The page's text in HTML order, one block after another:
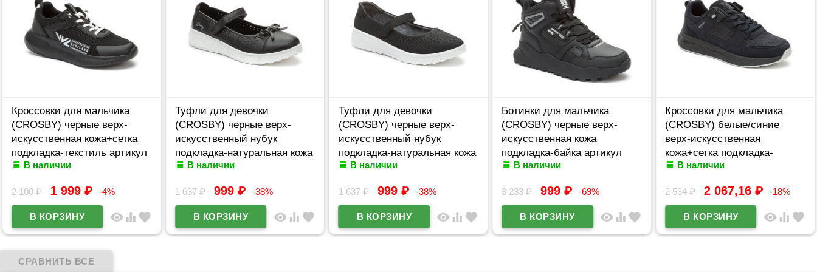
Кроссовки для мальчика
(CROSBY) черные верх-
искусственная кожа+сетка
подкладка-текстиль артикул
248052/04-02
В наличии
2 100₽ 1 999 ₽ -4%
visibility equalizer favorite
Туфли для девочки
(CROSBY) черные верх-
искусственный нубук
подкладка-натуральная кожа
размерный ряд 33-38
В наличии
1 637₽ 999 ₽ -38%
visibility equalizer favorite
Туфли для девочки
(CROSBY) черные верх-
искусственный нубук
подкладка-натуральная кожа
размерный ряд 34-
В наличии
1 637₽ 999 ₽ -38%
visibility equalizer favorite
Ботинки для мальчика
(CROSBY) черные верх-
искусственная кожа
подкладка-байка артикул
248298/02-01
В наличии
3 233₽ 999₽ -69%
visibility equalizer favorite
Кроссовки для мальчика
(CROSBY) белые/синие
верх-искусственная
кожа+сетка подкладка-
текстиль размер 38-41
В наличии
2 534₽ 2 067,16₽ -18%
visibility equalizer favorite